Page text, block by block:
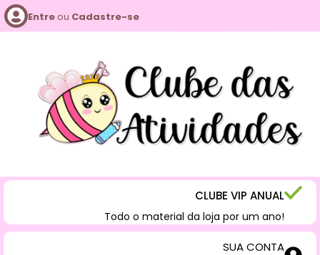
Entreou Cadastre-se
CLUBE VIP ANUAL
Todo o material da loja por um ano!
SUA CONTA